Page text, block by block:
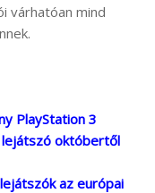
várhatóan mind
PlayStation 3
lejátszó októbertől
az európai